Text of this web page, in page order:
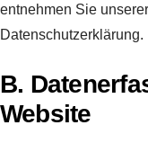
entnehmen Sie
Datenschutzerklärung.
B.
Website